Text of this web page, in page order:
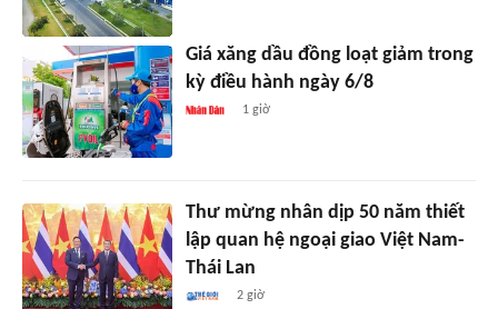
Giá xăng dầu đồng loạt giảm trong
kỳ điều hành ngày 6/8
1 giờ
Thư mừng nhân dịp 50 năm thiết
lập quan hệ ngoại giao Việt Nam-
Thái Lan
2 giờ